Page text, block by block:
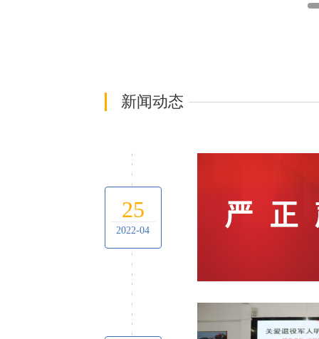
新闻动态
25
2022-04